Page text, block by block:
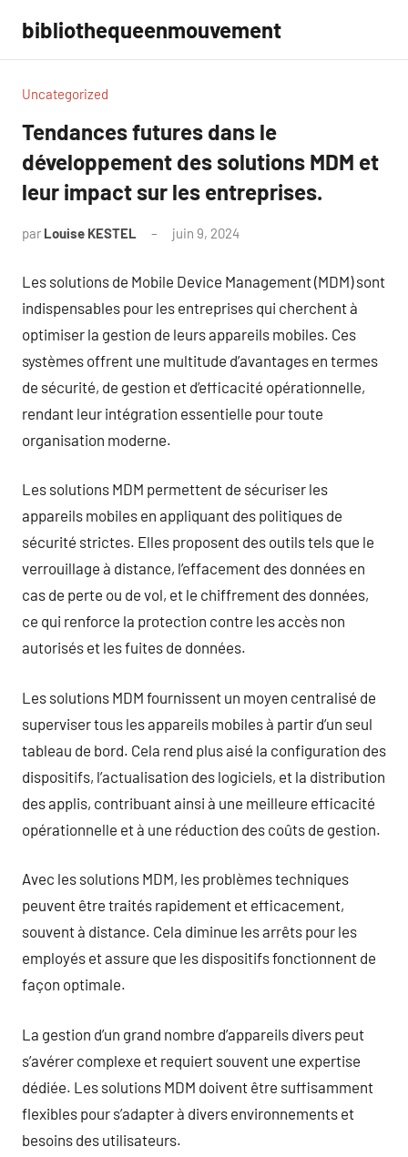
contenu
bibliothequeenmouvement
Uncategorized
Tendances futures dans le
développement des solutions MDM et
leur impact sur les entreprises.
par Louise KESTEL juin 9, 2024
Les solutions de Mobile Device Management (MDM) sont
indispensables pour les entreprises qui cherchent à
optimiser la gestion de leurs appareils mobiles. Ces
systèmes offrent une multitude d’avantages en termes
de sécurité, de gestion et d’efficacité opérationnelle,
rendant leur intégration essentielle pour toute
organisation moderne.
Les solutions MDM permettent de sécuriser les
appareils mobiles en appliquant des politiques de
sécurité strictes. Elles proposent des outils tels que le
verrouillage à distance, l’effacement des données en
cas de perte ou de vol, et le chiffrement des données,
ce qui renforce la protection contre les accès non
autorisés et les fuites de données.
Les solutions MDM fournissent un moyen centralisé de
superviser tous les appareils mobiles à partir d’un seul
tableau de bord. Cela rend plus aisé la configuration des
dispositifs, l’actualisation des logiciels, et la distribution
des applis, contribuant ainsi à une meilleure efficacité
opérationnelle et à une réduction des coûts de gestion.
Avec les solutions MDM, les problèmes techniques
peuvent être traités rapidement et efficacement,
souvent à distance. Cela diminue les arrêts pour les
employés et assure que les dispositifs fonctionnent de
façon optimale.
La gestion d’un grand nombre d’appareils divers peut
s’avérer complexe et requiert souvent une expertise
dédiée. Les solutions MDM doivent être suffisamment
flexibles pour s’adapter à divers environnements et
besoins des utilisateurs.